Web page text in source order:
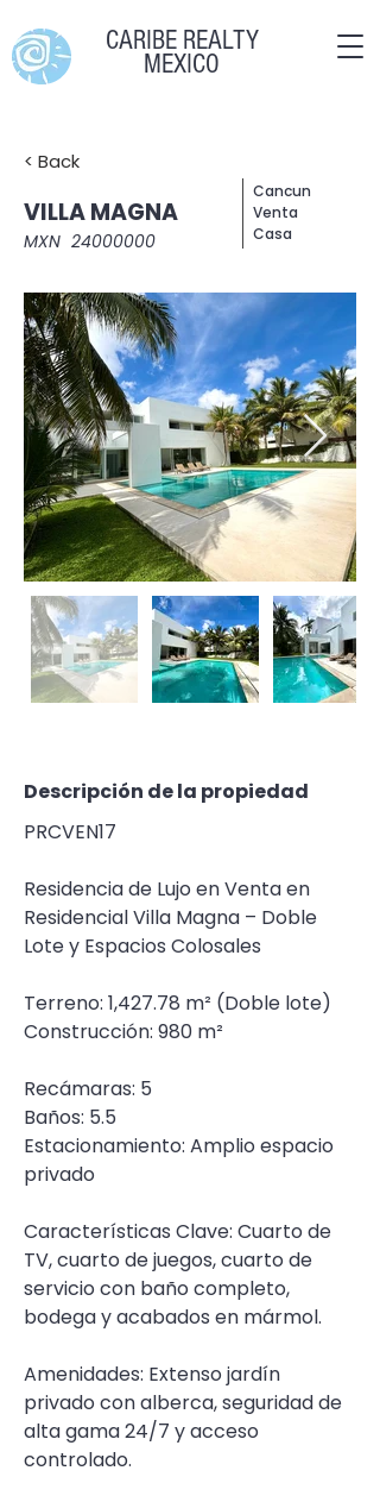
CARIBE REALTY
MEXICO
< Back
VILLA MAGNA
MXN 24000000
Cancun
Venta
Casa
Descripción de la propiedad
PRCVEN17
Residencia de Lujo en Venta en
Residencial Villa Magna – Doble
Lote y Espacios Colosales
Terreno: 1,427.78 m² (Doble lote)
Construcción: 980 m²
Recámaras: 5
Baños: 5.5
Estacionamiento: Amplio espacio
privado
Características Clave: Cuarto de
TV, cuarto de juegos, cuarto de
servicio con baño completo,
bodega y acabados en mármol.
Amenidades: Extenso jardín
privado con alberca, seguridad de
alta gama 24/7 y acceso
controlado.